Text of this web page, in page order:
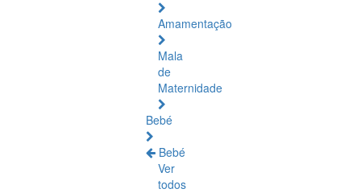
Amamentação
Mala
de
Maternidade
Bebé
Bebé
Ver
todos